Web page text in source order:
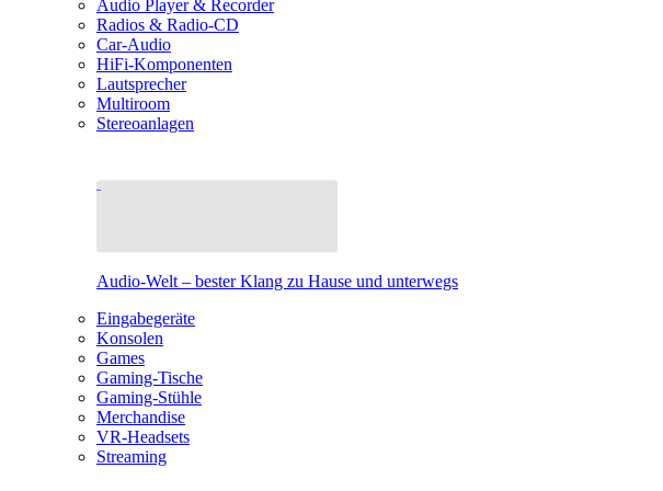
Audio Player & Recorder
Radios & Radio-CD
Car-Audio
HiFi-Komponenten
Lautsprecher
Multiroom
Stereoanlagen
Audio-Welt – bester Klang zu Hause und unterwegs
Eingabegeräte
Konsolen
Games
Gaming-Tische
Gaming-Stühle
Merchandise
VR-Headsets
Streaming